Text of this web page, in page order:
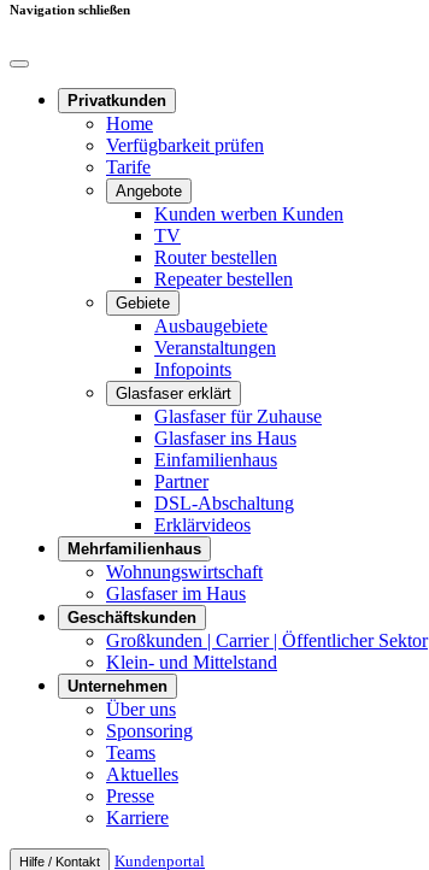
Navigation schließen
Privatkunden
Home
Verfügbarkeit prüfen
Tarife
Angebote
Kunden werben Kunden
TV
Router bestellen
Repeater bestellen
Gebiete
Ausbaugebiete
Veranstaltungen
Infopoints
Glasfaser erklärt
Glasfaser für Zuhause
Glasfaser ins Haus
Einfamilienhaus
Partner
DSL-Abschaltung
Erklärvideos
Mehrfamilienhaus
Wohnungswirtschaft
Glasfaser im Haus
Geschäftskunden
Großkunden | Carrier | Öffentlicher Sektor
Klein- und Mittelstand
Unternehmen
Über uns
Sponsoring
Teams
Aktuelles
Presse
Karriere
Hilfe / Kontakt Kunden­portal